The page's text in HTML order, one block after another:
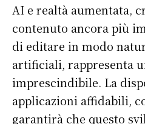
AI e realtà aumentata,
contenuto ancora più
di editare in modo
artificiali, rappresenta
imprescindibile. La
applicazioni affidabili,
garantirà che questo